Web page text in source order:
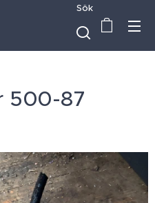
Sök
500-87